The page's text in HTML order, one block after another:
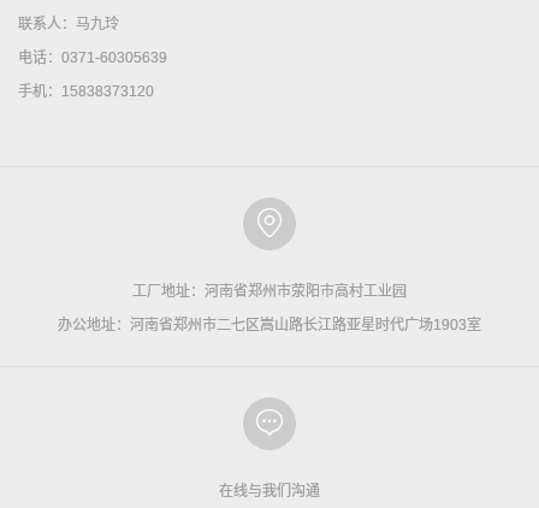
联系人：马九玲
电话：0371-60305639
手机：15838373120
工厂地址：河南省郑州市荥阳市高村工业园
办公地址：河南省郑州市二七区嵩山路长江路亚星时代广场1903室
在线与我们沟通